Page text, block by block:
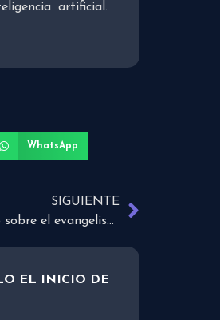
artificial.
WhatsApp
SIGUIENTE
3 claves que Jesús nos dejó sobre el evangelismo
EL INICIO DE